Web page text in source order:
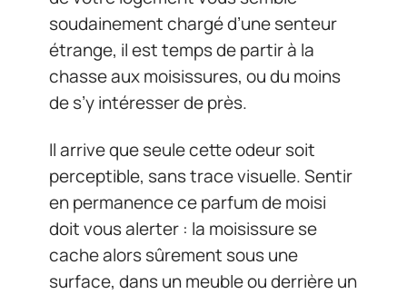
soudainement chargé d’une senteur
étrange, il est temps de partir à la
chasse aux moisissures, ou du moins
de s’y intéresser de près.
Il arrive que seule cette odeur soit
perceptible, sans trace visuelle. Sentir
en permanence ce parfum de moisi
doit vous alerter : la moisissure se
cache alors sûrement sous une
surface, dans un meuble ou derrière un